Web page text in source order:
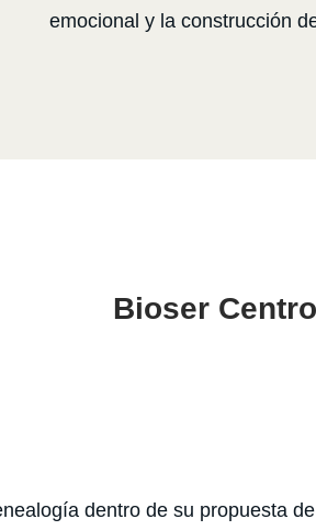
emocional y la construcción
Bioser
dentro de su propuesta